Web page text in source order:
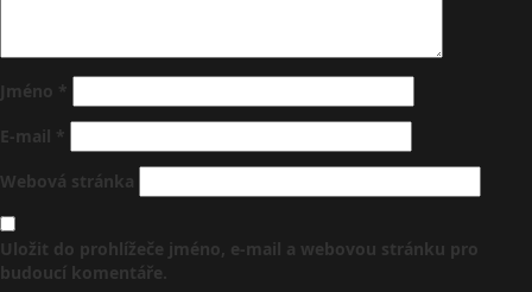
Jméno *
E-mail *
Webová stránka
Uložit do prohlížeče jméno, e-mail a webovou stránku pro
budoucí komentáře.